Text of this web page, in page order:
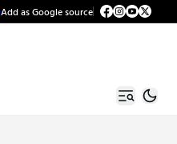
Add as Google source